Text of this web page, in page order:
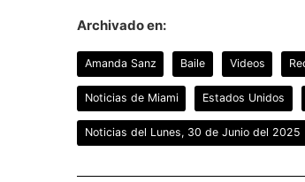
Archivado en:
Amanda Sanz Baile Videos
Noticias de Miami Estados Unidos
Noticias del Lunes, 30 de Junio del 2025